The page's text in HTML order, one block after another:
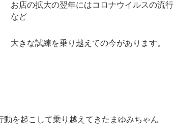
お店の拡大の翌年にはコロナウイルスの流行
など
大きな試練を乗り越えての今があります。
を起こして乗り越えてきたまゆみちゃん